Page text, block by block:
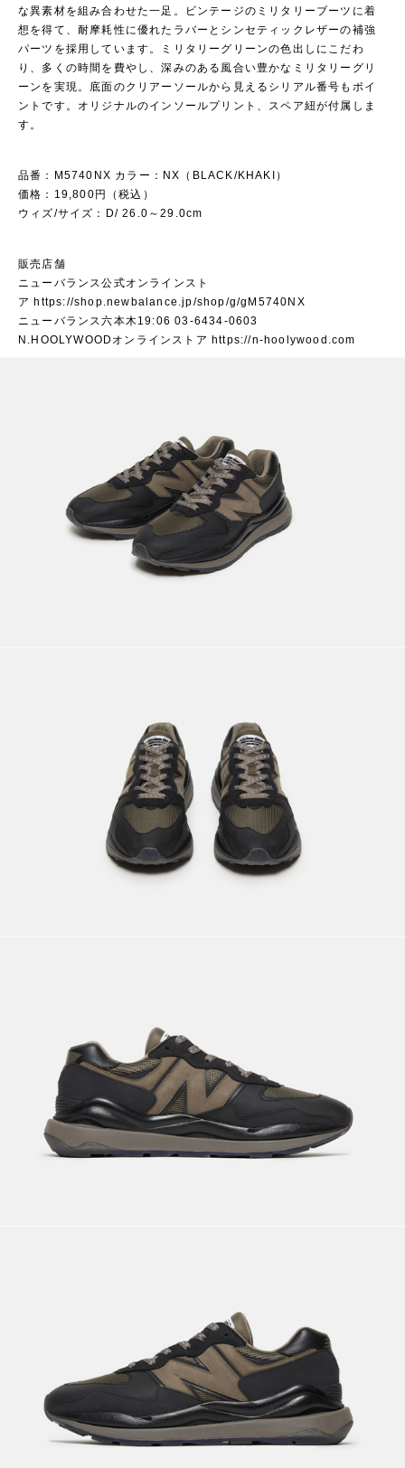
な異素材を組み合わせた一足。ビンテージのミリタリーブーツに着
想を得て、耐摩耗性に優れたラバーとシンセティックレザーの補強
パーツを採用しています。ミリタリーグリーンの色出しにこだわ
り、多くの時間を費やし、深みのある風合い豊かなミリタリーグリ
ーンを実現。底面のクリアーソールから見えるシリアル番号もポイ
ントです。オリジナルのインソールプリント、スペア紐が付属しま
す。
品番：M5740NX カラー：NX（BLACK/KHAKI）
価格：19,800円（税込）
ウィズ/サイズ：D/ 26.0～29.0cm
販売店舗
ニューバランス公式オンラインスト
ア https://shop.newbalance.jp/shop/g/gM5740NX
ニューバランス六本木19:06 03-6434-0603
N.HOOLYWOODオンラインストア https://n-hoolywood.com